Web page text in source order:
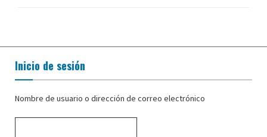
Inicio de sesión
Nombre de usuario o dirección de correo electrónico